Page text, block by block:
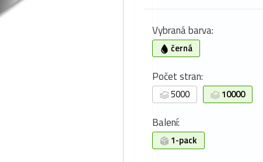
Vybraná barva:
černá
Počet stran:
5000 10000
Balení:
1-pack